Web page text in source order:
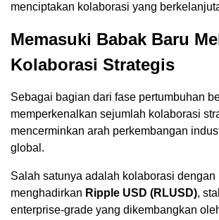
menciptakan kolaborasi yang
Memasuki Babak Baru
Kolaborasi Strategis
Sebagai bagian dari fase pertumbuhan
memperkenalkan sejumlah kolaborasi
mencerminkan arah perkembangan
global.
Salah satunya adalah kolaborasi
menghadirkan Ripple USD (RLUSD),
enterprise-grade yang dikembangkan